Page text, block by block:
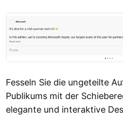
Fesseln Sie die ungeteilte
Publikums mit der
elegante und interaktive